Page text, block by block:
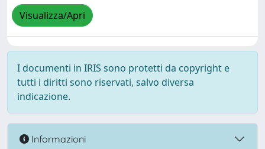
Visualizza/Apri
I documenti in IRIS sono protetti da copyright e
tutti i diritti sono riservati, salvo diversa
indicazione.
Informazioni